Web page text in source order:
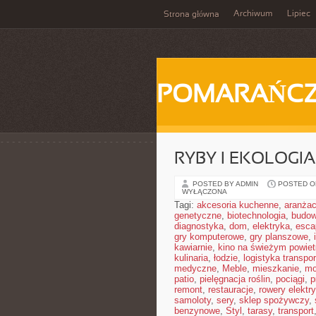
Strona główna Archiwum Lipiec
RYBY I EKOLOGIA
POSTED BY ADMIN POSTED
WYŁĄCZONA
Tagi: akcesoria kuchenne,
genetyczne, biotechnologia,
diagnostyka, dom, elektryka,
gry komputerowe, gry planszowe,
kawiarnie, kino na świeżym
kulinaria, łodzie, logistyka
medyczne, Meble, mieszkanie,
patio, pielęgnacja roślin, pociągi,
remont, restauracje, rowery
samoloty, sery, sklep spożywczy,
benzynowe, Styl , tarasy, transport,